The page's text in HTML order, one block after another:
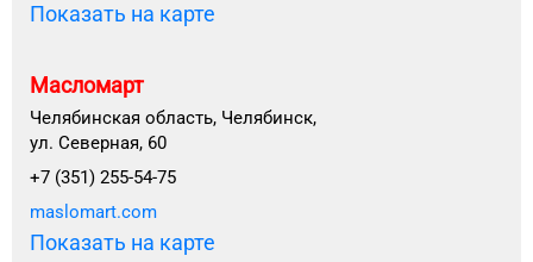
Показать на карте
Масломарт
Челябинская область, Челябинск,
ул. Северная, 60
+7 (351) 255-54-75
maslomart.com
Показать на карте